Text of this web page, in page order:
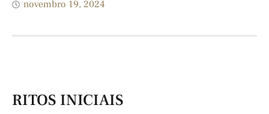
novembro 19, 2024
RITOS INICIAIS